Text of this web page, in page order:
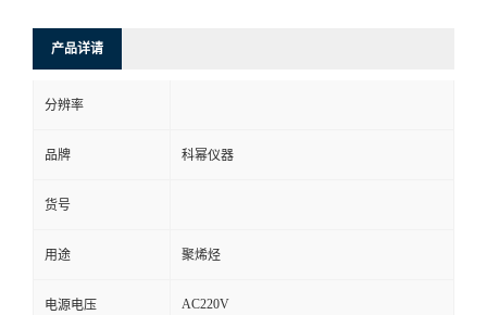
产品详请
分辨率
品牌 科幂仪器
货号
用途 聚烯烃
电源电压 AC220V